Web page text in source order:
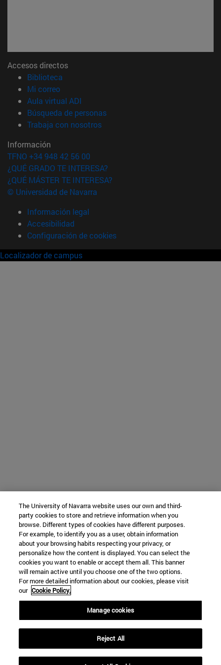
Accesos directos
Biblioteca
Mi correo(abre en nueva ventana)
Aula virtual ADI
Búsqueda de personas(abre en nueva ventana)
Trabaja con nosotros(abre en nueva ventana)
Información
TFNO +34 948 42 56 00
¿QUÉ GRADO TE INTERESA?
¿QUÉ MÁSTER TE INTERESA?
© Universidad de Navarra
Información legal
Accesibilidad
Configuración de cookies
Localizador de campus
The University of Navarra website uses our own and third-
party cookies to store and retrieve information when you
browse. Different types of cookies have different purposes.
For example, to identify you as a user, obtain information
about your browsing habits respecting your privacy, or
personalize how the content is displayed. You can select the
cookies you want to enable or accept them all. This banner
will remain active until you choose one of the two options.
For more detailed information about our cookies, please visit
our Cookie Policy.
Manage cookies
Reject All